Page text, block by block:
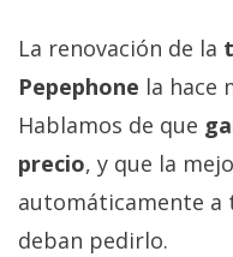
La renovación de la
Pepephone la hace
Hablamos de que
precio, y que la
automáticamente a
deban pedirlo.